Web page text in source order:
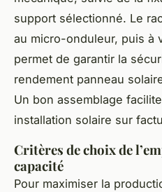
support sélectionné. Le
au micro-onduleur, puis à
permet de garantir la
rendement panneau
Un bon assemblage
installation solaire sur
Critères de choix de
capacité
Pour maximiser la